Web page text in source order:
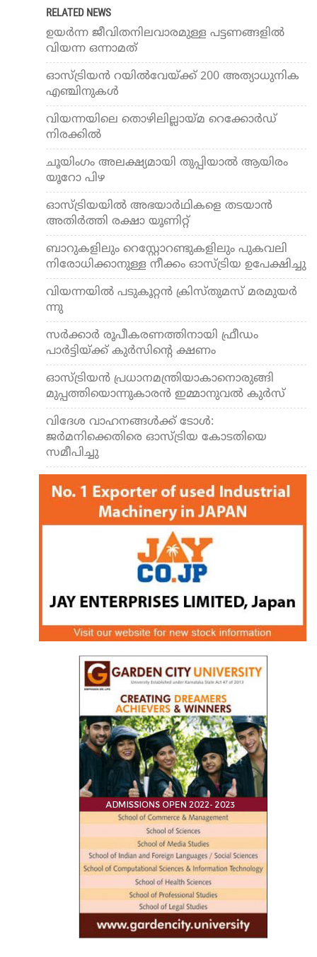
RELATED NEWS
ഉയർന്ന ജീവിതനിലവാരമുള്ള പട്ടണങ്ങളിൽ
വിയന്ന ഒന്നാമത്
ഓസ്ട്രിയൻ റയിൽവേയ്ക്ക് 200 അത്യാധുനിക
എഞ്ചിനുകൾ
വിയന്നയിലെ തൊഴിലില്ലായ്മ റെക്കോർഡ്
നിരക്കിൽ
ചൂയിംഗം അലക്ഷ്യമായി തുപ്പിയാൽ ആയിരം
യൂറോ പിഴ
ഓസ്ട്രിയയില്‍ അഭയാര്‍ഥികളെ തടയാന്‍
അതിര്‍ത്തി രക്ഷാ യൂണിറ്റ്
ബാറുകളിലും റെസ്റ്റോറണ്ടുകളിലും പുകവലി
നിരോധിക്കാനുള്ള നീക്കം ഓസ്ട്രിയ ഉപേക്ഷിച്ചു
വി​യ​ന്ന​യി​ൽ പ​ടു​കൂ​റ്റ​ൻ ക്രി​സ്തു​മ​സ് മ​ര​മു​യ​ർ​
ന്നു
സർക്കാർ രൂപീകരണത്തിനായി ഫ്രീഡം
പാർട്ടിയ്ക്ക് കുർസിന്റെ ക്ഷണം
ഓസ്ട്രിയന്‍ പ്രധാനമന്ത്രിയാകാനൊരുങ്ങി
മുപ്പത്തിയൊന്നുകാരൻ ഇമ്മാനുവൽ കുർസ്
വിദേശ വാഹനങ്ങള്‍ക്ക് ടോള്‍:
ജര്‍മനിക്കെതിരെ ഓസ്ട്രിയ കോടതിയെ
സമീപിച്ചു